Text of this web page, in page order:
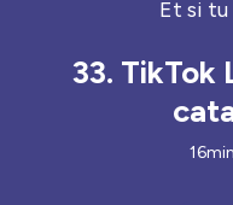
Et si
33. TikTok